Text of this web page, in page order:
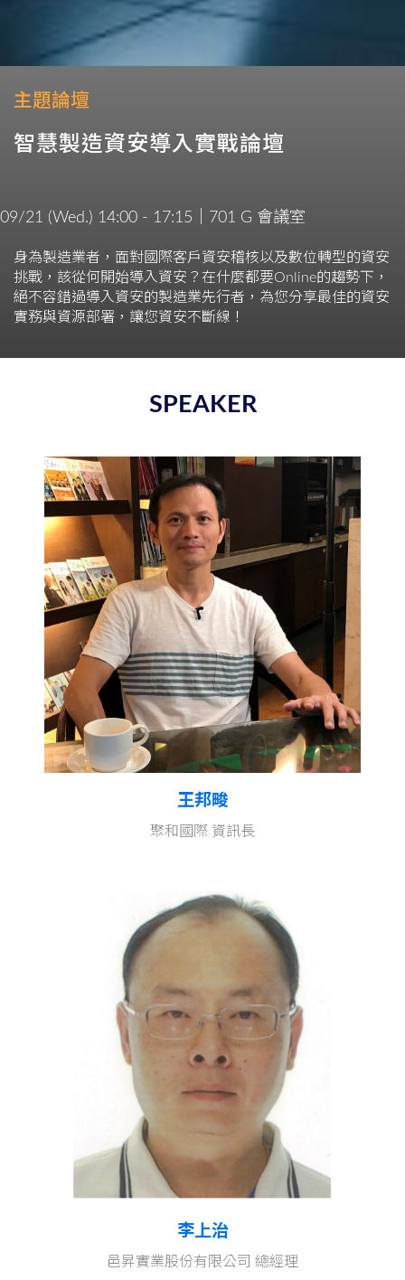
主題論壇
智慧製造資安導入實戰論壇
09/21 (Wed.) 14:00 - 17:15｜701 G 會議室
身為製造業者，面對國際客戶資安稽核以及數位轉型的資安
挑戰，該從何開始導入資安？在什麼都要Online的趨勢下，
絕不容錯過導入資安的製造業先行者，為您分享最佳的資安
實務與資源部署，讓您資安不斷線！
SPEAKER
王邦畯
聚和國際 資訊長
李上治
邑昇實業股份有限公司 總經理